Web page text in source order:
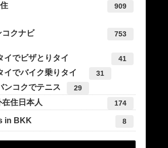
909
コクナビ 753
イでビザとりタイ 41
イでバイク乗りタイ 31
ンコクでテニス 29
在住日本人 174
in BKK 8